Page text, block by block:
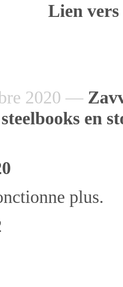
Lien
2020 —
steelbooks en
plus.